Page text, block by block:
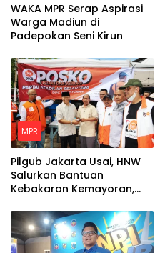
WAKA MPR Serap Aspirasi
Warga Madiun di
Padepokan Seni Kirun
MPR
Pilgub Jakarta Usai, HNW
Salurkan Bantuan
Kebakaran Kemayoran,
Hunian Tetap Bagi Para
Korban